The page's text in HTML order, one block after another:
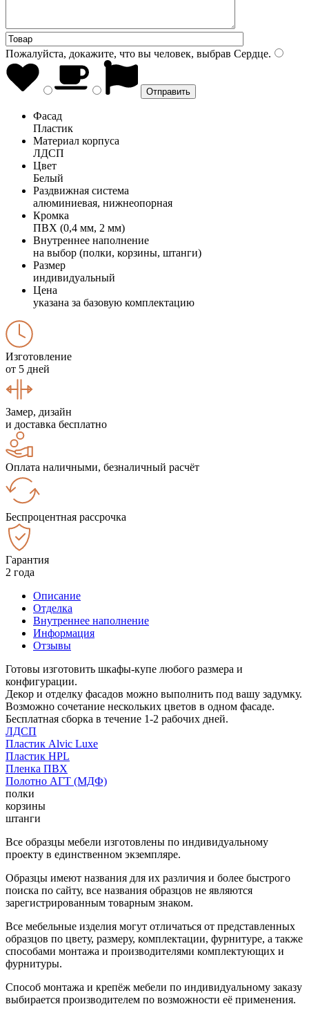
Пожалуйста, докажите, что вы человек, выбрав Сердце.
Фасад
Пластик
Материал корпуса
ЛДСП
Цвет
Белый
Раздвижная система
алюминиевая, нижнеопорная
Кромка
ПВХ (0,4 мм, 2 мм)
Внутреннее наполнение
на выбор (полки, корзины, штанги)
Размер
индивидуальный
Цена
указана за базовую комплектацию
Изготовление
от 5 дней
Замер, дизайн
и доставка бесплатно
Оплата наличными, безналичный расчёт
Беспроцентная рассрочка
Гарантия
2 года
Описание
Отделка
Внутреннее наполнение
Информация
Отзывы
Готовы изготовить шкафы-купе любого размера и
конфигурации.
Декор и отделку фасадов можно выполнить под вашу задумку.
Возможно сочетание нескольких цветов в одном фасаде.
Бесплатная сборка в течение 1-2 рабочих дней.
ЛДСП
Пластик Alvic Luxe
Пластик HPL
Пленка ПВХ
Полотно АГТ (МДФ)
полки
корзины
штанги
Все образцы мебели изготовлены по индивидуальному
проекту в единственном экземпляре.
Образцы имеют названия для их различия и более быстрого
поиска по сайту, все названия образцов не являются
зарегистрированным товарным знаком.
Все мебельные изделия могут отличаться от представленных
образцов по цвету, размеру, комплектации, фурнитуре, а также
способами монтажа и производителями комплектующих и
фурнитуры.
Способ монтажа и крепёж мебели по индивидуальному заказу
выбирается производителем по возможности её применения.